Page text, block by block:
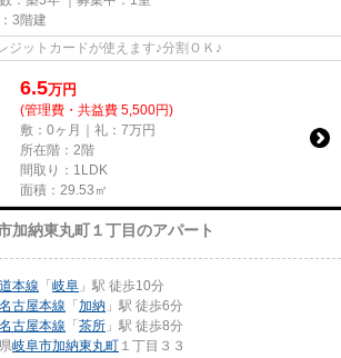
3階建
ジットカードが使えます♪分割ＯＫ♪
6.5万円
(管理費・共益費 5,500円)
敷：0ヶ月｜礼：7万円
所在階：2階
間取り：1LDK
面積：29.53㎡
加納東丸町１丁目のアパート
本線 「 岐阜 」駅 徒歩10分
古屋本線 「 加納 」駅 徒歩6分
古屋本線 「 茶所 」駅 徒歩8分
岐阜市加納東丸町 １丁目３３